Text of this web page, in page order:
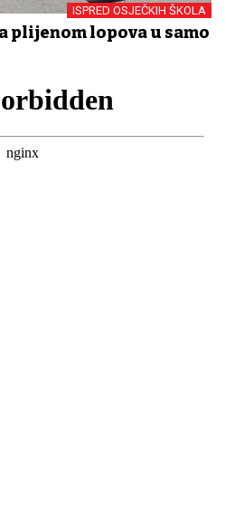
ISPRED OSJEČKIH ŠKOLA
lopova u samo